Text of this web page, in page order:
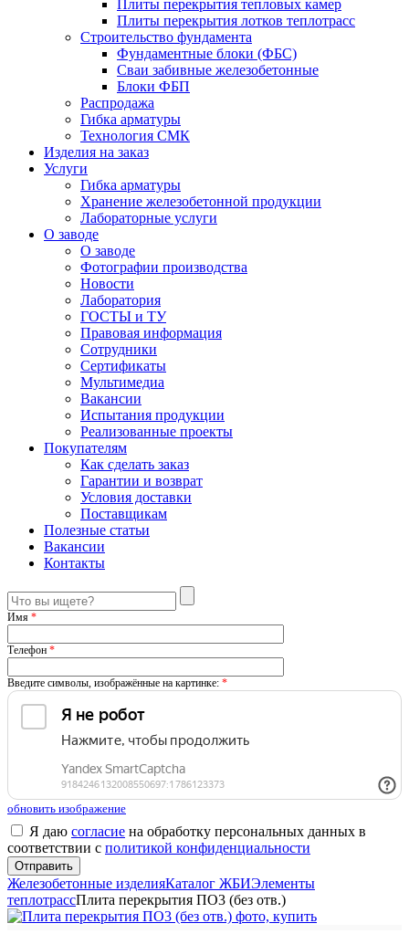
Плиты перекрытия тепловых камер
Плиты перекрытия лотков теплотрасс
Строительство фундамента
Фундаментные блоки (ФБС)
Сваи забивные железобетонные
Блоки ФБП
Распродажа
Гибка арматуры
Технология СМК
Изделия на заказ
Услуги
Гибка арматуры
Хранение железобетонной продукции
Лабораторные услуги
О заводе
О заводе
Фотографии производства
Новости
Лаборатория
ГОСТЫ и ТУ
Правовая информация
Сотрудники
Сертификаты
Мультимедиа
Вакансии
Испытания продукции
Реализованные проекты
Покупателям
Как сделать заказ
Гарантии и возврат
Условия доставки
Поставщикам
Полезные статьи
Вакансии
Контакты
Имя *
Телефон *
Введите символы, изображённые на картинке: *
обновить изображение
Я даю согласие на обработку персональных данных в
соответствии с политикой конфиденциальности
Железобетонные изделияКаталог ЖБИЭлементы
теплотрассПлита перекрытия ПО3 (без отв.)